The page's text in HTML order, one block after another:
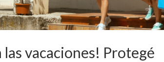
las vacaciones! Protegé